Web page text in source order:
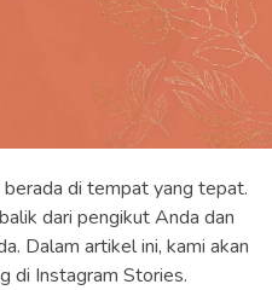
di tempat yang tepat.
dari pengikut Anda dan
Dalam artikel ini, kami akan
di Instagram Stories.